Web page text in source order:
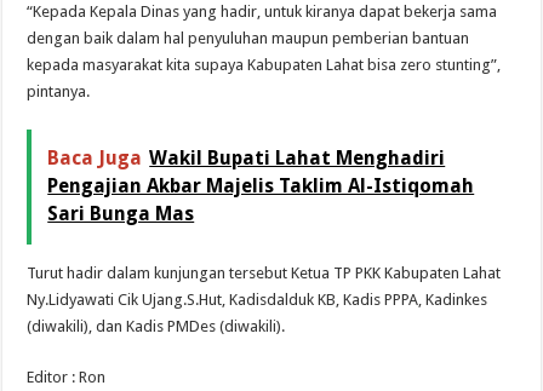
“Kepada Kepala Dinas yang hadir, untuk kiranya dapat bekerja sama
dengan baik dalam hal penyuluhan maupun pemberian bantuan
kepada masyarakat kita supaya Kabupaten Lahat bisa zero stunting”,
pintanya.
Baca Juga Wakil Bupati Lahat Menghadiri
Pengajian Akbar Majelis Taklim Al-Istiqomah
Sari Bunga Mas
Turut hadir dalam kunjungan tersebut Ketua TP PKK Kabupaten Lahat
Ny.Lidyawati Cik Ujang.S.Hut, Kadisdalduk KB, Kadis PPPA, Kadinkes
(diwakili), dan Kadis PMDes (diwakili).
Editor : Ron